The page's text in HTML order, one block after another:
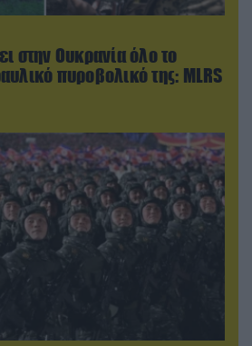
στην Ουκρανία όλο το
πυροβολικό της: MLRS